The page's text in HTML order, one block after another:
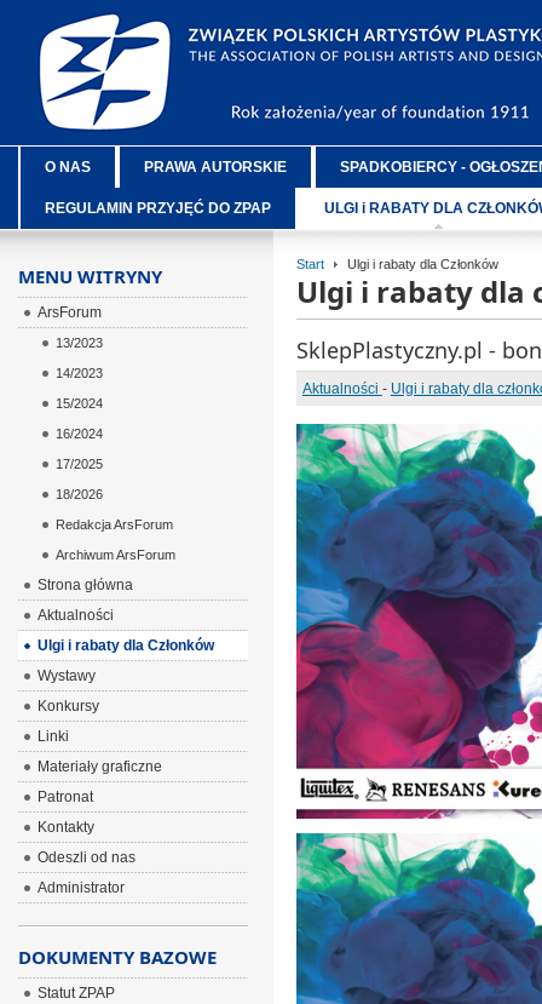
O NAS PRAWA AUTORSKIE SPADKOBIERCY -
REGULAMIN PRZYJĘĆ DO ZPAP ULGI i RABATY DLA
Start Ulgi i rabaty dla Członków
Ulgi i rabaty dla
SklepPlastyczny.pl -
Aktualności - Ulgi i rabaty dla
MENU WITRYNY
ArsForum
13/2023
14/2023
15/2024
16/2024
17/2025
18/2026
Redakcja ArsForum
Archiwum ArsForum
Strona główna
Aktualności
Ulgi i rabaty dla Członków
Wystawy
Konkursy
Linki
Materiały graficzne
Patronat
Kontakty
Odeszli od nas
Administrator
DOKUMENTY BAZOWE
Statut ZPAP